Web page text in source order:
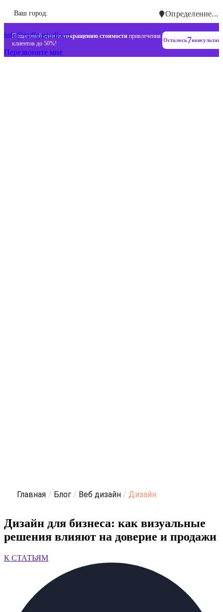
Ваш город: Определение...
Пошаговый план посокращению стоимости привлечения
клиентов до 50%!
Осталось7
+7 (993) 477-18-57
info@indigastudio.ru
Перезвоните мне
Главная / Блог / Веб дизайн / Дизайн
Дизайн для бизнеса: как визуальные
решения влияют на доверие и продажи
К СТАТЬЯМ